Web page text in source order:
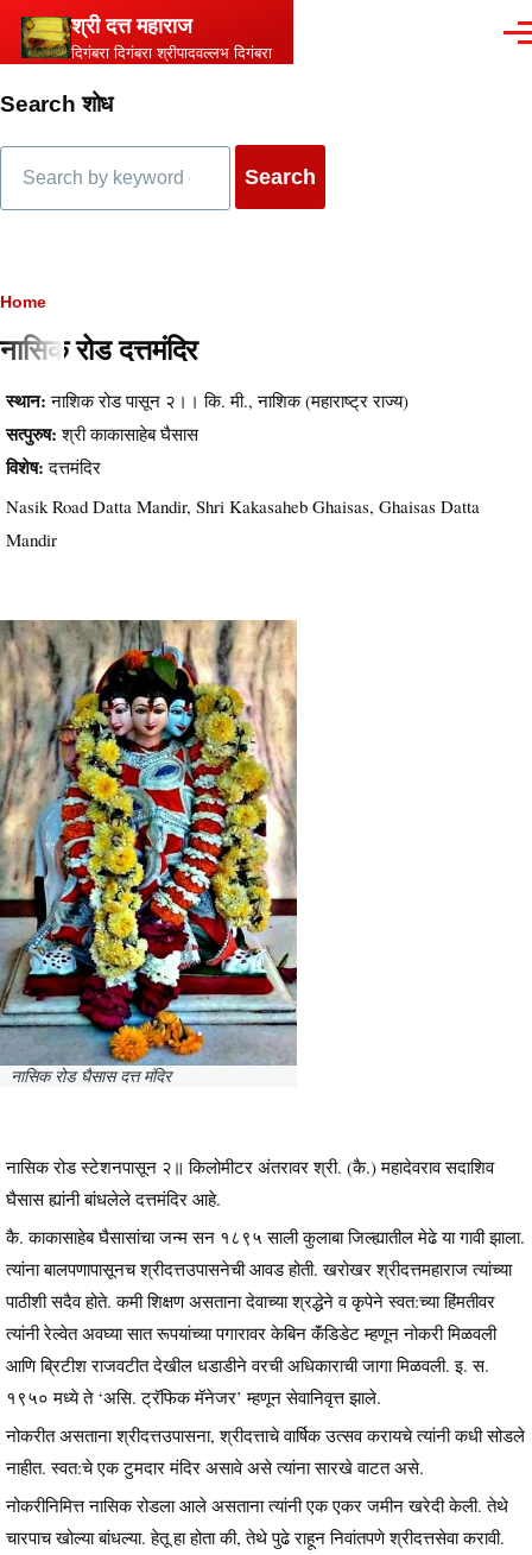
Skip to main content
श्री दत्त महाराज
दिगंबरा दिगंबरा श्रीपादवल्लभ दिगंबरा
Search शोध
Breadcrumb
Home
नासिक रोड दत्तमंदिर
स्थान:नाशिक रोड पासून २।। कि. मी., नाशिक (महाराष्ट्र राज्य)
सत्पुरुष: श्री काकासाहेब घैसास
विशेष:दत्तमंदिर
Nasik Road Datta Mandir, Shri Kakasaheb Ghaisas, Ghaisas Datta
Mandir
नासिक रोड घैसास दत्त मंदिर
नासिक रोड स्टेशनपासून २॥ किलोमीटर अंतरावर श्री. (कै.) महादेवराव सदाशिव
घैसास ह्यांनी बांधलेले दत्तमंदिर आहे.
कै. काकासाहेब घैसासांचा जन्म सन १८९५ साली कुलाबा जिल्ह्यातील मेढे या गावी झाला.
त्यांना बालपणापासूनच श्रीदत्तउपासनेची आवड होती. खरोखर श्रीदत्तमहाराज त्यांच्या
पाठीशी सदैव होते. कमी शिक्षण असताना देवाच्या श्रद्धेने व कृपेने स्वत:च्या हिंमतीवर
त्यांनी रेल्वेत अवघ्या सात रूपयांच्या पगारावर केबिन कॅंडिडेट म्हणून नोकरी मिळवली
आणि ब्रिटीश राजवटीत देखील धडाडीने वरची अधिकाराची जागा मिळवली. इ. स.
१९५० मध्ये ते ‘असि. ट्रॅफिक मॅनेजर’ म्हणून सेवानिवृत्त झाले.
नोकरीत असताना श्रीदत्तउपासना, श्रीदत्ताचे वार्षिक उत्सव करायचे त्यांनी कधी सोडले
नाहीत. स्वत:चे एक टुमदार मंदिर असावे असे त्यांना सारखे वाटत असे.
नोकरीनिमित्त नासिक रोडला आले असताना त्यांनी एक एकर जमीन खरेदी केली. तेथे
चारपाच खोल्या बांधल्या. हेतू हा होता की, तेथे पुढे राहून निवांतपणे श्रीदत्तसेवा करावी.